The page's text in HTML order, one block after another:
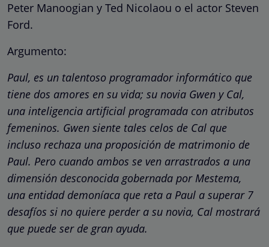
Peter Manoogian y Ted Nicolaou o el actor Steven
Ford.
Argumento:
Paul, es un talentoso programador informático que
tiene dos amores en su vida; su novia Gwen y Cal,
una inteligencia artificial programada con atributos
femeninos. Gwen siente tales celos de Cal que
incluso rechaza una proposición de matrimonio de
Paul. Pero cuando ambos se ven arrastrados a una
dimensión desconocida gobernada por Mestema,
una entidad demoníaca que reta a Paul a superar 7
desafíos si no quiere perder a su novia, Cal mostrará
que puede ser de gran ayuda.